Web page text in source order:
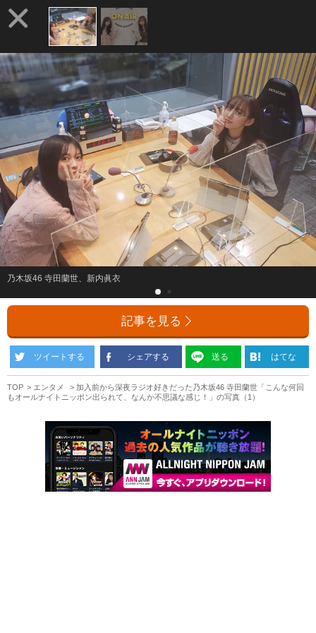
乃木坂46 寺田蘭世、新内眞衣
記事を見る
ツイートする シェアする 送る はてな
TOP エンタメ
加入前から深夜ラジオ好きだった乃木坂46 寺田蘭世「こんな何回
もオールナイトニッポン出られて、なんか不思議な感じ！」の写真（1）